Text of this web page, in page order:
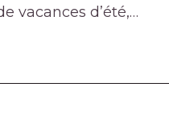
vacances d’été,…